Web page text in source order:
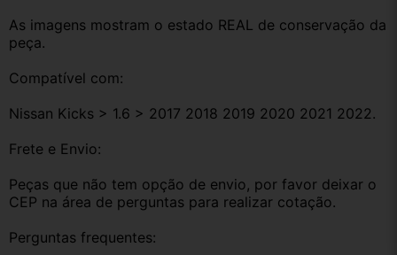
As imagens mostram o estado REAL de conservação da
peça.
Compatível com:
Nissan Kicks > 1.6 > 2017 2018 2019 2020 2021 2022.
Frete e Envio:
Peças que não tem opção de envio, por favor deixar o
CEP na área de perguntas para realizar cotação.
Perguntas frequentes: